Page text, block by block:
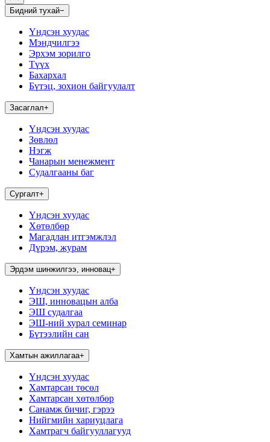
Бидний тухай−
Үндсэн хуудас
Мэндчилгээ
Эрхэм зорилго
Түүх
Бахархал
Бүтэц, зохион байгуулалт
Засаглал+
Үндсэн хуудас
Зөвлөл
Нэгж
Чанарын менежмент
Судалгааны баг
Сургалт+
Үндсэн хуудас
Хөтөлбөр
Магадлан итгэмжлэл
Дүрэм, журам
Эрдэм шинжилгээ, инновац+
Үндсэн хуудас
ЭШ, инновацын алба
ЭШ судалгаа
ЭШ-ний хурал семинар
Бүтээлийн сан
Хамтын ажиллагаа+
Үндсэн хуудас
Хамтарсан төсөл
Хамтарсан хөтөлбөр
Санамж бичиг, гэрээ
Нийгмийн хариуцлага
Хамтрагч байгууллагууд